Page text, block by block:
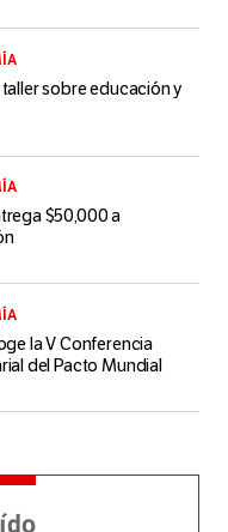
sobre educación y
$50,000 a
la V Conferencia
del Pacto Mundial